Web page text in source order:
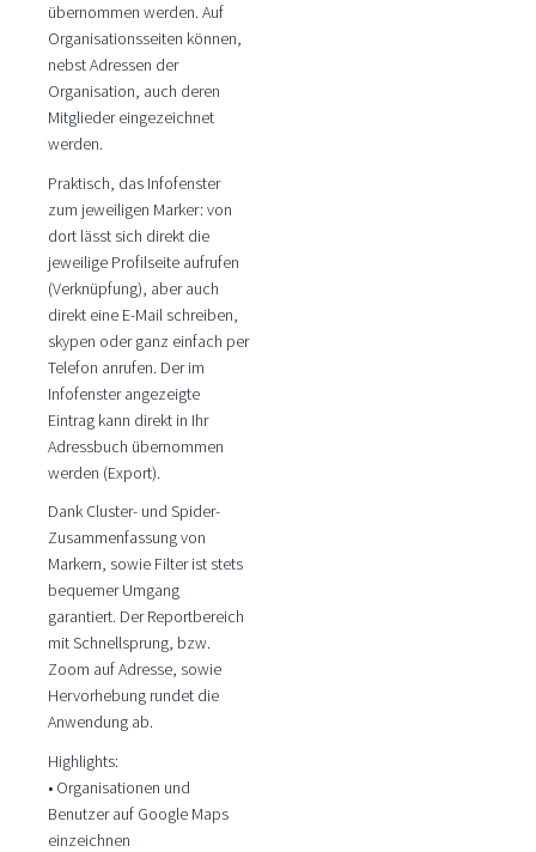
übernommen werden. Auf
Organisationsseiten können,
nebst Adressen der
Organisation, auch deren
Mitglieder eingezeichnet
werden.
Praktisch, das Infofenster
zum jeweiligen Marker: von
dort lässt sich direkt die
jeweilige Profilseite aufrufen
(Verknüpfung), aber auch
direkt eine E-Mail schreiben,
skypen oder ganz einfach per
Telefon anrufen. Der im
Infofenster angezeigte
Eintrag kann direkt in Ihr
Adressbuch übernommen
werden (Export).
Dank Cluster- und Spider-
Zusammenfassung von
Markern, sowie Filter ist stets
bequemer Umgang
garantiert. Der Reportbereich
mit Schnellsprung, bzw.
Zoom auf Adresse, sowie
Hervorhebung rundet die
Anwendung ab.
Highlights:
• Organisationen und
Benutzer auf Google Maps
einzeichnen